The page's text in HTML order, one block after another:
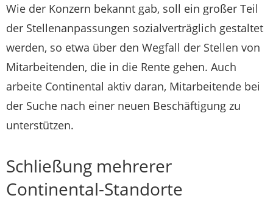
Wie der Konzern bekannt gab, soll ein großer Teil
der Stellenanpassungen sozialverträglich gestaltet
werden, so etwa über den Wegfall der Stellen von
Mitarbeitenden, die in die Rente gehen. Auch
arbeite Continental aktiv daran, Mitarbeitende bei
der Suche nach einer neuen Beschäftigung zu
unterstützen.
Schließung mehrerer
Continental-Standorte